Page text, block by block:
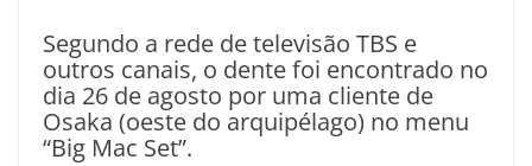
Segundo a rede de televisão TBS e
outros canais, o dente foi encontrado no
dia 26 de agosto por uma cliente de
Osaka (oeste do arquipélago) no menu
“Big Mac Set”.